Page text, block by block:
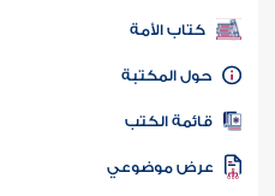
كتب PDF
كتاب الأمة
المكتبة
الكتب